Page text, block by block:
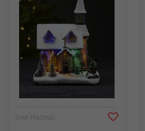
STAR TRADING